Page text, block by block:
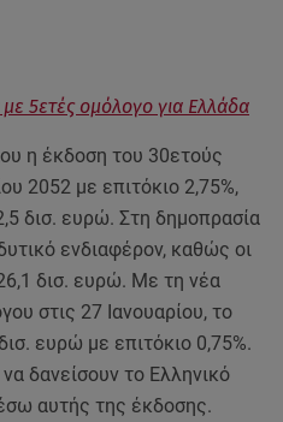
5ετές ομόλογο για Ελλάδα
η έκδοση του 30ετούς
2052 με επιτόκιο 2,75%,
δισ. ευρώ. Στη δημοπρασία
ενδιαφέρον, καθώς οι
δισ. ευρώ. Με τη νέα
στις 27 Ιανουαρίου, το
ευρώ με επιτόκιο 0,75%.
δανείσουν το Ελληνικό
αυτής της έκδοσης.